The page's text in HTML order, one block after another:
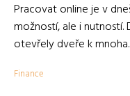
Pracovat online je v
možností, ale i
otevřely dveře k
Finance